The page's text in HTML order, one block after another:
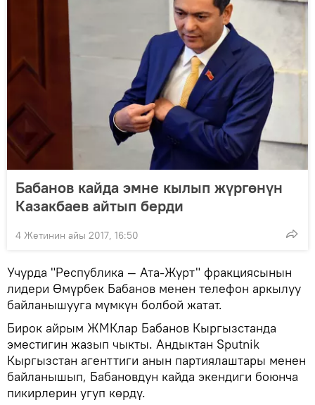
Бабанов кайда эмне кылып жүргөнүн
Казакбаев айтып берди
4 Жетинин айы 2017, 16:50
Учурда "Республика — Ата-Журт" фракциясынын
лидери Өмүрбек Бабанов менен телефон аркылуу
байланышууга мүмкүн болбой жатат.
Бирок айрым ЖМКлар Бабанов Кыргызстанда
эместигин жазып чыкты. Андыктан Sputnik
Кыргызстан агенттиги анын партиялаштары менен
байланышып, Бабановдун кайда экендиги боюнча
пикирлерин угуп көрдү.